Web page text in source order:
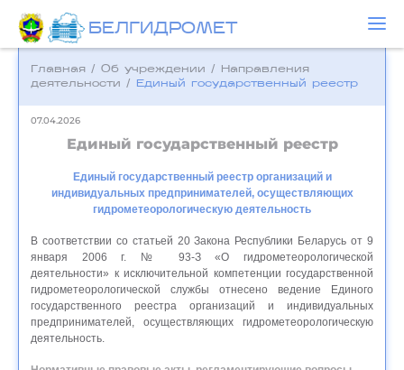
БЕЛГИДРОМЕТ
Главная / Об учреждении /
Направления
деятельности / Единый государственный реестр
07.04.2026
Единый государственный реестр
Единый государственный реестр организаций и
индивидуальных предпринимателей, осуществляющих
гидрометеорологическую деятельность
В соответствии со статьей 20 Закона Республики Беларусь от 9
января 2006 г. № 93-З «О гидрометеорологической
деятельности» к исключительной компетенции государственной
гидрометеорологической службы отнесено ведение Единого
государственного реестра организаций и индивидуальных
предпринимателей, осуществляющих гидрометеорологическую
деятельность.